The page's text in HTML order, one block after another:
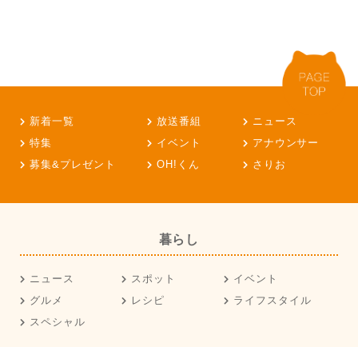
新着一覧 放送番組
ニュース
特集
イベント
アナウンサー
募集&プレゼント
OH!くん さりお
暮らし
ニュース スポット
イベント
グルメ
レシピ
ライフスタイル
スペシャル